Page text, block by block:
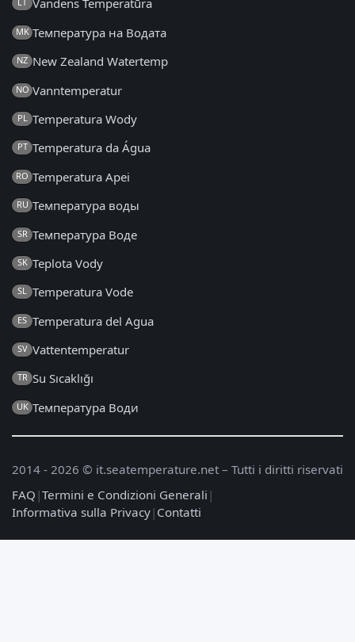
Vandens Temperatūra
MK Температура на Водата
NZ New Zealand Watertemp
NO Vanntemperatur
PL Temperatura Wody
PT Temperatura da Água
RO Temperatura Apei
RU Температура воды
SR Температура Воде
SK Teplota Vody
SL Temperatura Vode
ES Temperatura del Agua
SV Vattentemperatur
TR Su Sıcaklığı
UK Температура Води
2014 - 2026 © it.seatemperature.net – Tutti i diritti riservati
FAQ |Termini e Condizioni Generali |
Informativa sulla Privacy| Contatti